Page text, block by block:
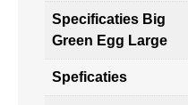
Specificaties Big
Green Egg Large
Speficaties